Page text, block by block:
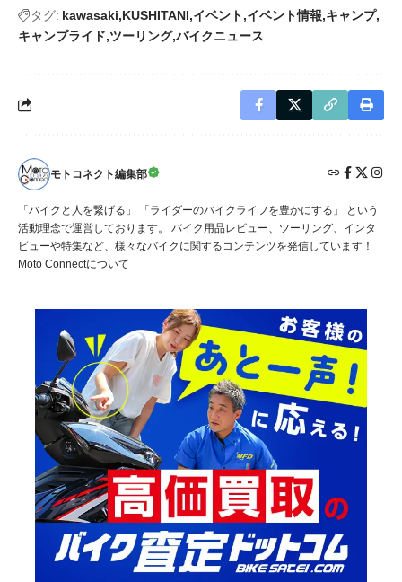
タグ: kawasaki KUSHITANI イベント イベント情報 キャンプ
キャンプライド ツーリング バイクニュース
モトコネクト編集部
「バイクと人を繋げる」 「ライダーのバイクライフを豊かにする」 という
活動理念で運営しております。 バイク用品レビュー、ツーリング、インタ
ビューや特集など、様々なバイクに関するコンテンツを発信しています！
Moto Connectについて